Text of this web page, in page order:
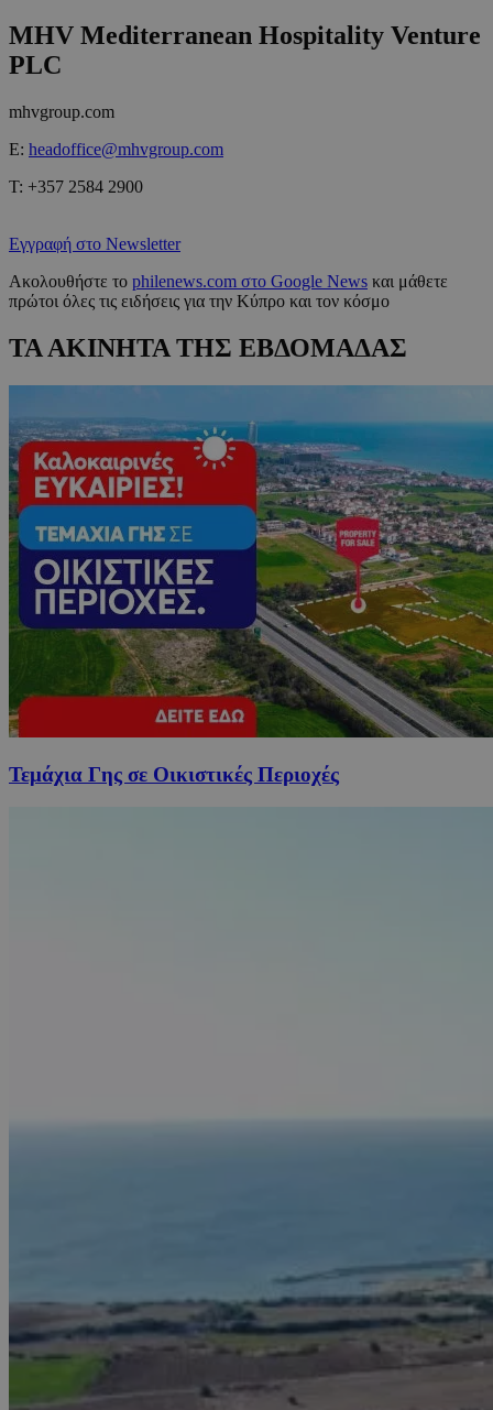
MHV Mediterranean Hospitality Venture
PLC
mhvgroup.com
E: headoffice@mhvgroup.com
T: +357 2584 2900
Εγγραφή στο Newsletter
Ακολουθήστε το philenews.com στο Google News και μάθετε
πρώτοι όλες τις ειδήσεις για την Κύπρο και τον κόσμο
ΤΑ ΑΚΙΝΗΤΑ ΤΗΣ ΕΒΔΟΜΑΔΑΣ
Τεμάχια Γης σε Οικιστικές Περιοχές